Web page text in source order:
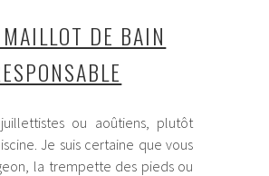
DE BAIN
ou aoûtiens, plutôt
Je suis certaine que vous
la trempette des pieds ou